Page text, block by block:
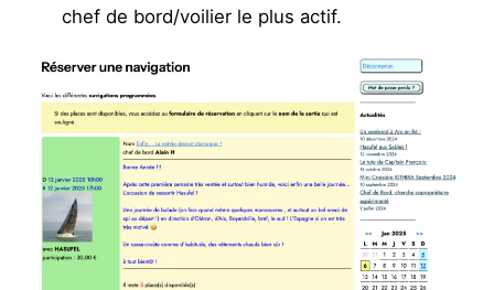
chef de bord/voilier le plus actif.